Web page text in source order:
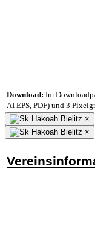
Download: Im
AI EPS, PDF) und 3
×
×